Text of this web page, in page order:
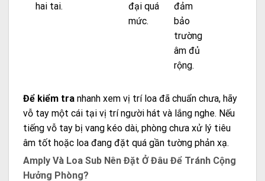
hai tai.
đại quá
mức.
đảm
bảo
trường
âm đủ
rộng.
Để kiểm tra nhanh xem vị trí loa đã chuẩn chưa, hãy
vỗ tay một cái tại vị trí người hát và lắng nghe. Nếu
tiếng vỗ tay bị vang kéo dài, phòng chưa xử lý tiêu
âm tốt hoặc loa đang đặt quá gần tường phản xạ.
Amply Và Loa Sub Nên Đặt Ở Đâu Để Tránh Cộng
Hưởng Phòng?